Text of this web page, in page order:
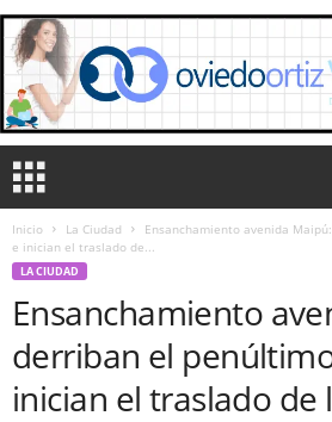
Inicio La Ciudad
Ensanchamiento avenida
e inician el traslado de...
LA CIUDAD
Ensanchamiento
derriban el
inician el traslado de